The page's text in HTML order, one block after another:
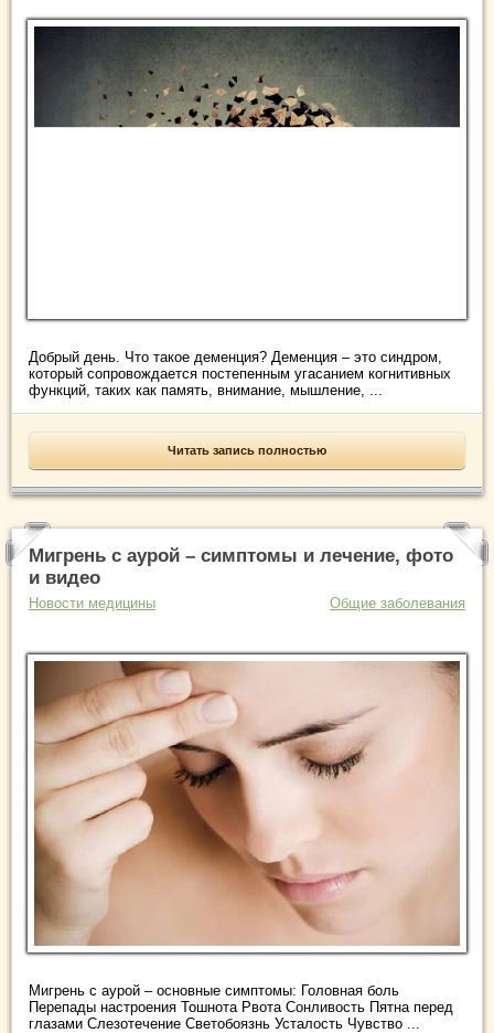
Добрый день. Что такое деменция? Деменция – это синдром,
который сопровождается постепенным угасанием когнитивных
функций, таких как память, внимание, мышление, ...
Читать запись полностью
Мигрень с аурой – симптомы и лечение, фото
и видео
Новости медицины Общие заболевания
Мигрень с аурой – основные симптомы: Головная боль
Перепады настроения Тошнота Рвота Сонливость Пятна перед
глазами Слезотечение Светобоязнь Усталость Чувство ...